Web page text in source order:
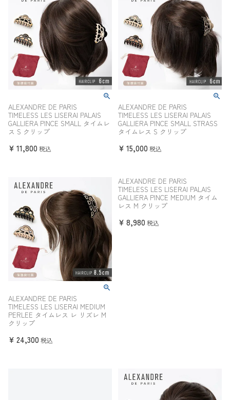
ALEXANDRE DE PARIS
TIMELESS LES LISERAI PALAIS
GALLIERA PINCE SMALL タイムレ
ス S クリップ
¥ 11,800 税込
ALEXANDRE DE PARIS
TIMELESS LES LISERAI PALAIS
GALLIERA PINCE SMALL STRASS
タイムレス S クリップ
¥ 15,000 税込
ALEXANDRE DE PARIS
TIMELESS LES LISERAI MEDIUM
PERLEE タイムレス レ リズレ M
クリップ
¥ 24,300 税込
ALEXANDRE DE PARIS
TIMELESS LES LISERAI PALAIS
GALLIERA PINCE MEDIUM タイム
レス M クリップ
¥ 8,980 税込